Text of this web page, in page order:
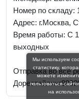
Номер по складу:
Адрес: г.Москва,
Время работы: С
выходных
Отправка во все
Мы используем
статистику,
можете
пользоваться
на